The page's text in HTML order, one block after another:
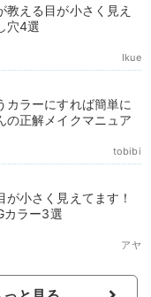
える目が小さく見え
穴4選
Ikue
カラーにすれば簡単に
の正解メイクマニュア
tobibi
小さく見えてます！
カラー3選
アヤ